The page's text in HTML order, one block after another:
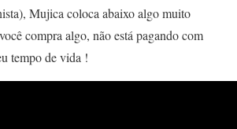
Mujica coloca abaixo algo muito
compra algo, não está pagando com
tempo de vida !